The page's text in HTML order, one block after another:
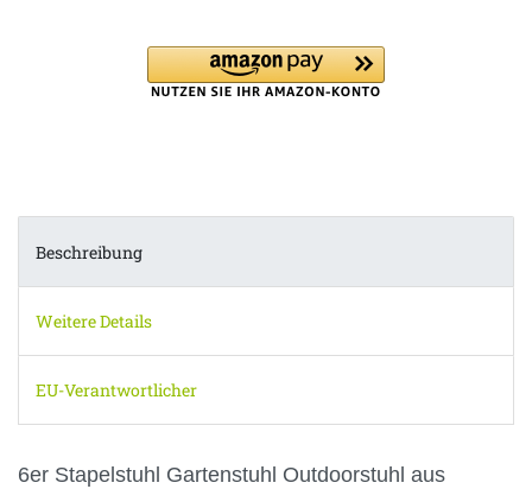
Beschreibung
Weitere Details
EU-Verantwortlicher
6er Stapelstuhl Gartenstuhl Outdoorstuhl aus